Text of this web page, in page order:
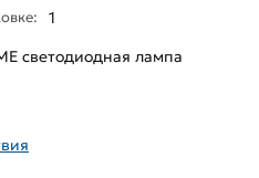
1
светодиодная лампа